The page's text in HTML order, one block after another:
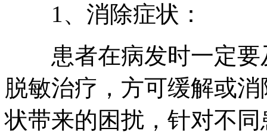
1、消除症状：
患者在病发时一定要
脱敏治疗，方可缓解或
状带来的困扰，针对不